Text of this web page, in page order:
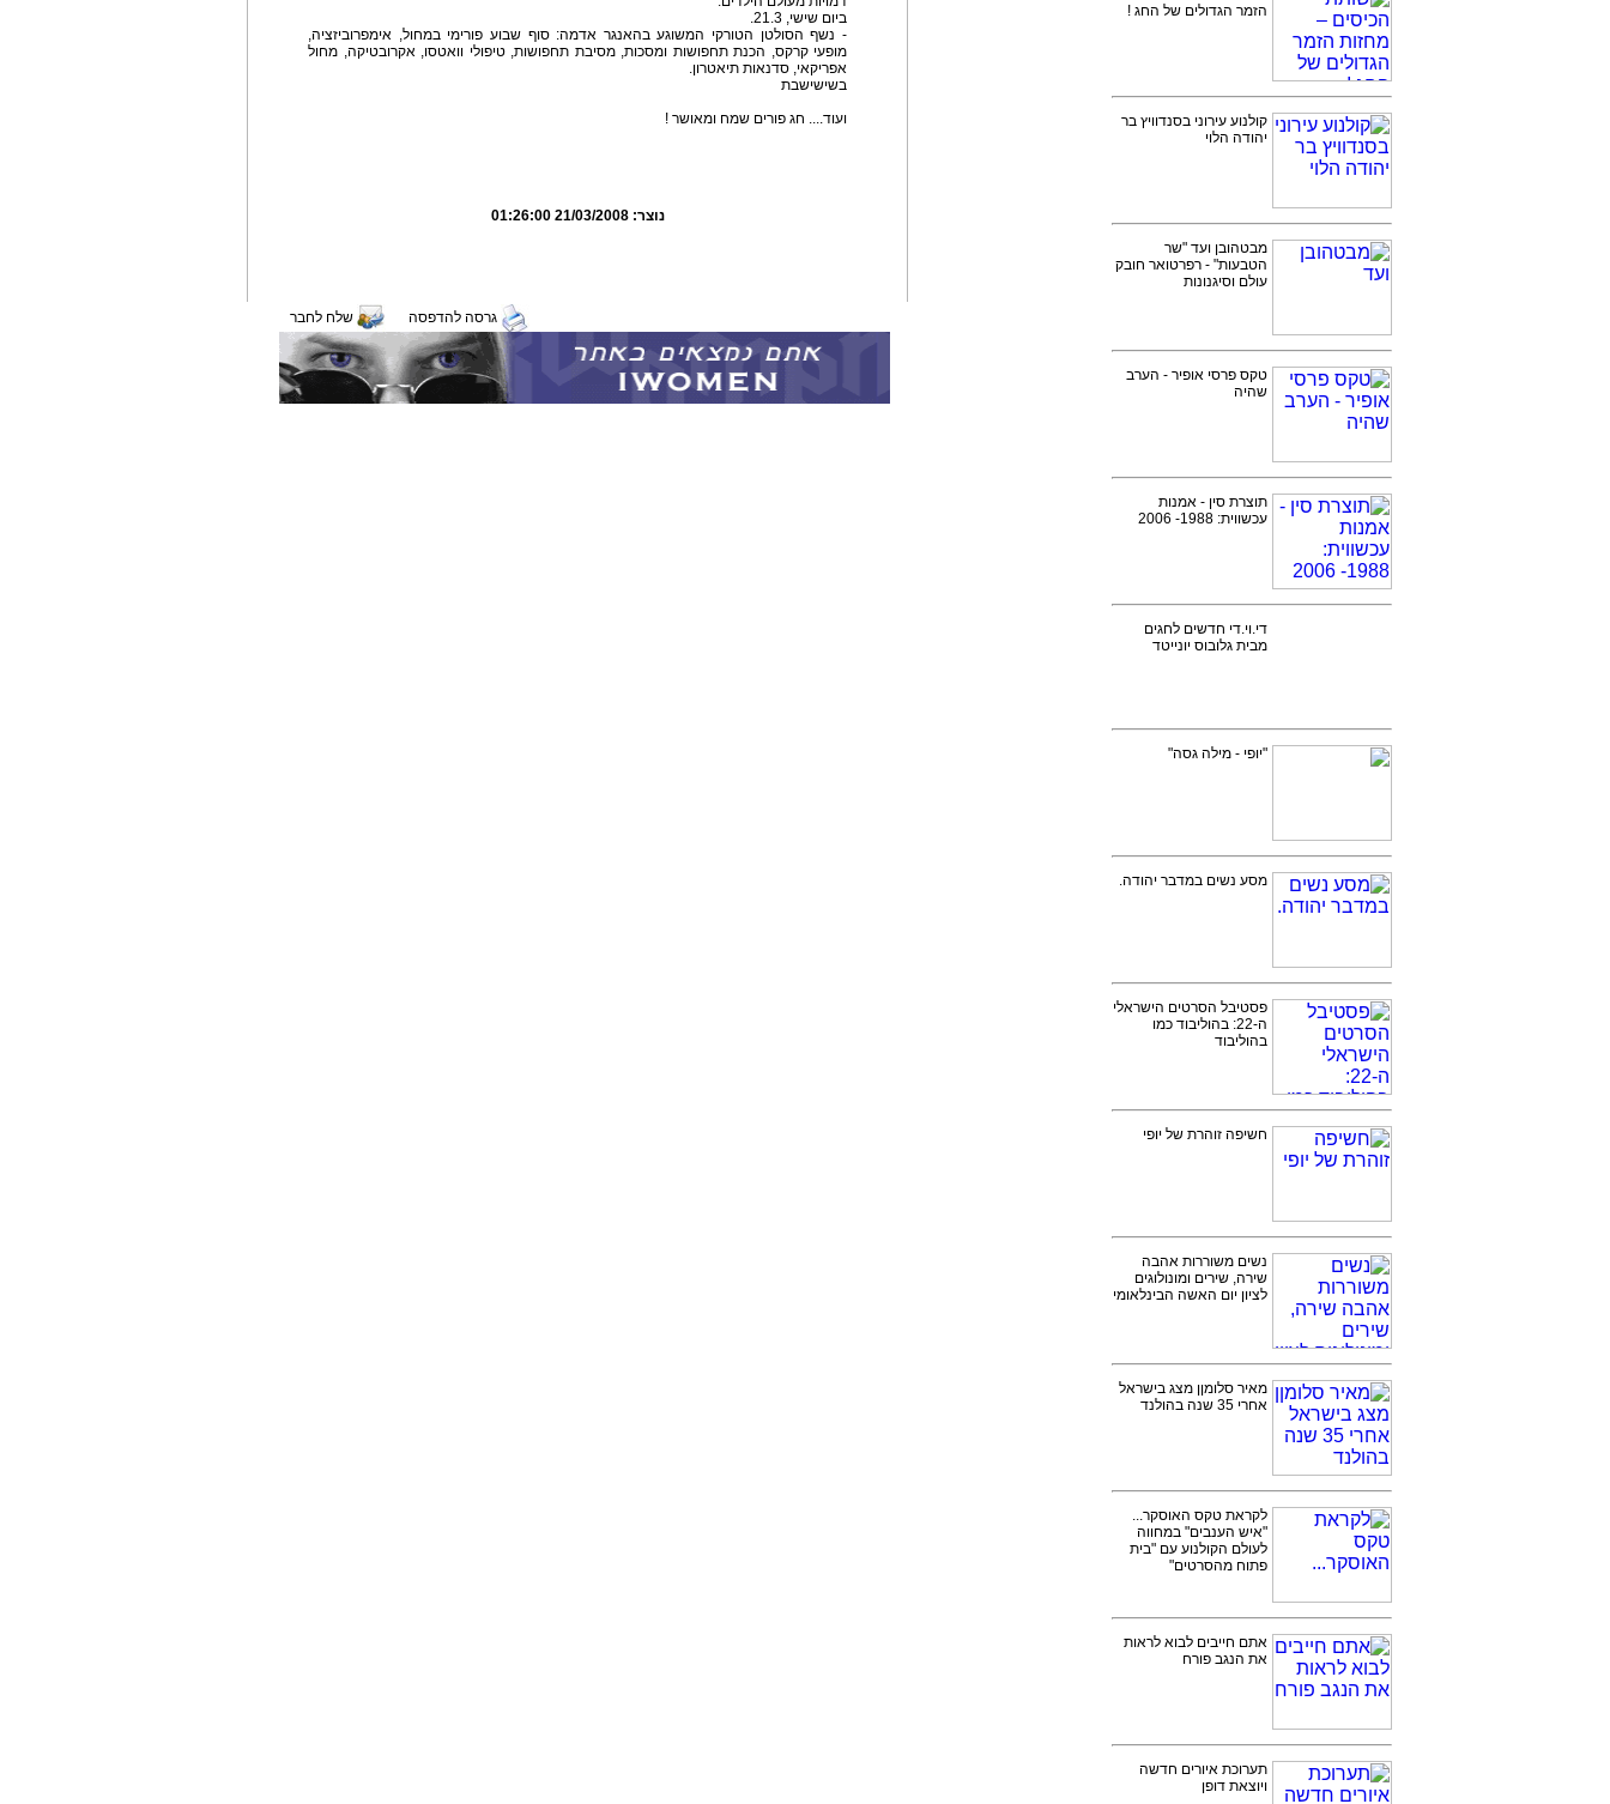
הזמר הגדולים של החג !
קולנוע עירוני בסנדוויץ בר
יהודה הלוי
מבטהובן ועד "שר
הטבעות" - רפרטואר חובק
עולם וסיגנונות
טקס פרסי אופיר - הערב
שהיה
תוצרת סין - אמנות
עכשווית: 1988- 2006
די.וי.די חדשים לחגים
מבית גלובוס יונייטד
"יופי - מילה גסה"
מסע נשים במדבר יהודה.
פסטיבל הסרטים הישראלי
ה-22: בהוליבוד כמו
בהוליבוד
חשיפה זוהרת של יופי
נשים משוררות אהבה
שירה, שירים ומונולוגים
לציון יום האשה הבינלאומי
מאיר סלומןן מצג בישראל
אחרי 35 שנה בהולנד
לקראת טקס האוסקר...
"איש הענבים" במחווה
לעולם הקולנוע עם "בית
פתוח מהסרטים"
אתם חייבים לבוא לראות
את הנגב פורח
תערוכת איורים חדשה
ויוצאת דופן
ביום שישי, 21.3.
- נשף הסולטן הטורקי המשוגע בהאנגר אדמה: סוף שבוע פורימי במחול, אימפרוביזציה,
מופעי קרקס, הכנת תחפושות ומסכות, מסיבת תחפושות, טיפולי וואטסו, אקרובטיקה, מחול
אפריקאי, סדנאות תיאטרון.
בשישישבת
ועוד.... חג פורים שמח ומאושר !
נוצר:21/03/2008 01:26:00
גרסה להדפסה שלח לחבר